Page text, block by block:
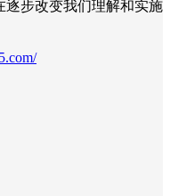
逐步改变我们理解和实施